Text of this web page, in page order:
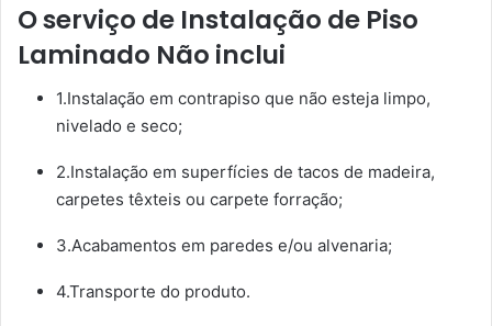
O serviço de Instalação de Piso
Laminado Não inclui
1.Instalação em contrapiso que não esteja limpo,
nivelado e seco;
2.Instalação em superfícies de tacos de madeira,
carpetes têxteis ou carpete forração;
3.Acabamentos em paredes e/ou alvenaria;
4.Transporte do produto.